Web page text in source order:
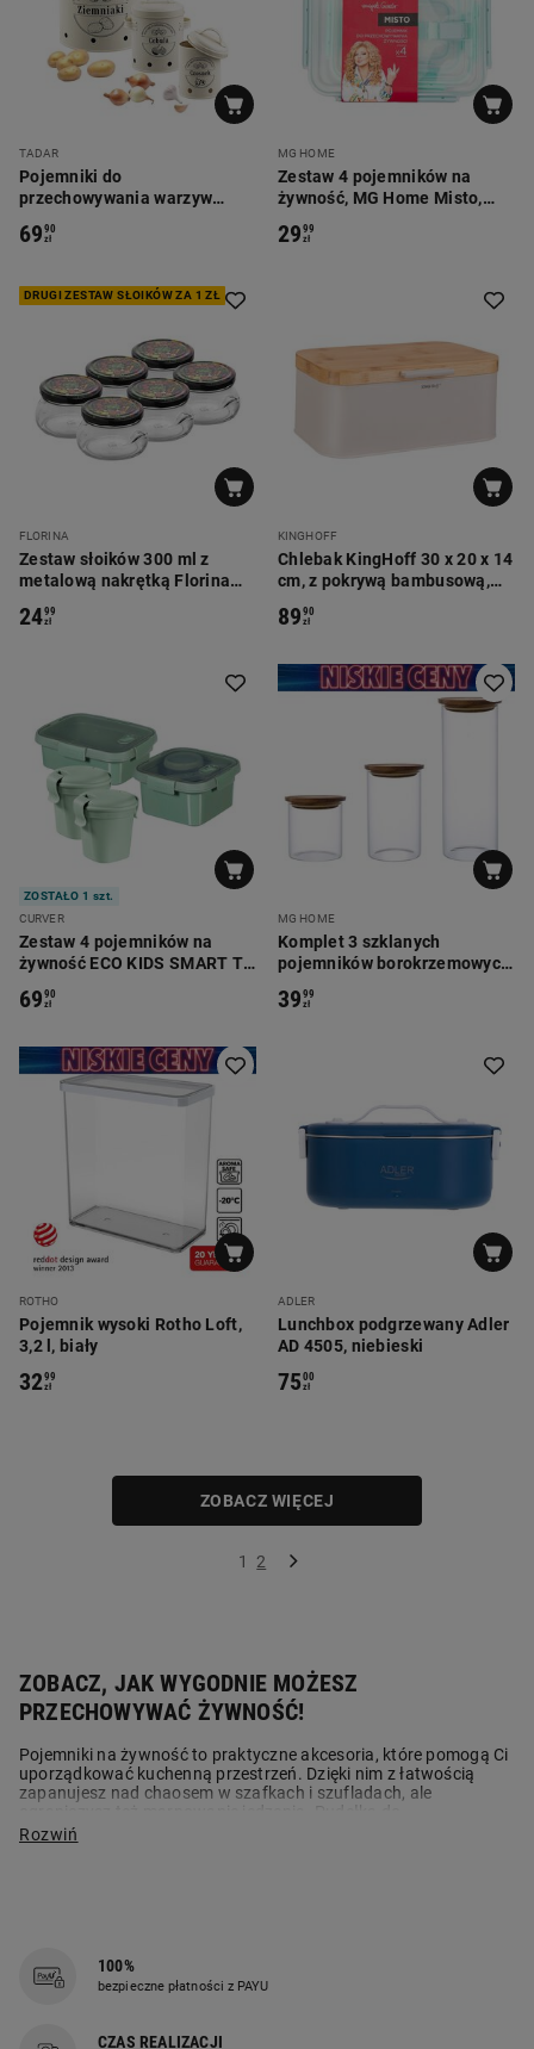
TADAR
Pojemniki do
przechowywania warzyw
6990
zł
MG HOME
Zestaw 4 pojemników na
żywność, MG Home Misto,
2999
zł
DRUGI ZESTAW SŁOIKÓW ZA 1 ZŁ
FLORINA
Zestaw słoików 300 ml z
metalową nakrętką Florina
2499
zł
KINGHOFF
Chlebak KingHoff 30 x 20 x 14
cm, z pokrywą bambusową,
8990
zł
ZOSTAŁO 1 szt.
CURVER
Zestaw 4 pojemników na
żywność ECO KIDS SMART TO
6990
zł
MG HOME
Komplet 3 szklanych
pojemników borokrzemowych
3999
zł
ROTHO
Pojemnik wysoki Rotho Loft,
3,2 l, biały
3299
zł
ADLER
Lunchbox podgrzewany Adler
AD 4505, niebieski
7500
zł
ZOBACZ WIĘCEJ
1 2
ZOBACZ, JAK WYGODNIE MOŻESZ
PRZECHOWYWAĆ ŻYWNOŚĆ!
Pojemniki na żywność to praktyczne akcesoria, które pomogą Ci
uporządkować kuchenną przestrzeń. Dzięki nim z łatwością
zapanujesz nad chaosem w szafkach i szufladach, ale
ograniczysz też marnowanie jedzenia. Pudełka do
przechowywania żywności to nie jedyne elementy wyposażenia,
Kuchnia jest miejscem, w którym szczególnie powinniśmy dbać o
ład i porządek, to przecież tutaj przygotowujemy posiłki.
realizacja nie jest już taka oczywista. Jak w takim razie
100%
bezpieczne płatności z PAYU
CZAS REALIZACJI